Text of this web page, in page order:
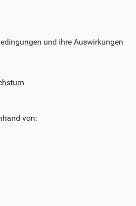
und ihre Auswirkungen
von: